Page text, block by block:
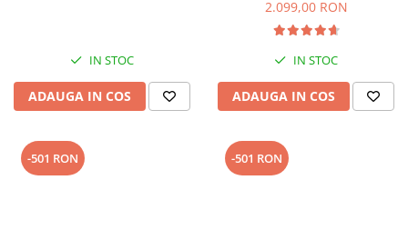
IN STOC
ADAUGA IN COS
Apa, Alb
2.099,00 RON
IN STOC
ADAUGA IN COS
-501 RON -501 RON